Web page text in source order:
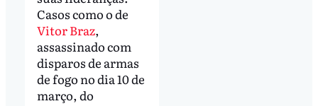
Casos como o de
Vitor Braz,
assassinado com
disparos de armas
de fogo no dia 10 de
março, do